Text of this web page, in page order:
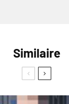
Similaire